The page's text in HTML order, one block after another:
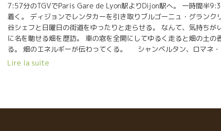
7:57分のTGVでParis Gare de Lyon駅よりDijon駅へ。 一時間半
着く。 ディジョンでレンタカーを引き取りブルゴーニュ・グランク
谷シェフと日曜日の街道をゆったりと走らせる。 なんて、気持ちが
に名を馳せる畑を歴訪。 車の窓を全開にしてゆるく走ると畑の土の
る。 畑のエネルギーが伝わってくる。 シャンベルタン、ロマネ
く。 萬谷シェフがゆったりと煙をくねらせるて、瞑想の世界にはい
Lire la suite